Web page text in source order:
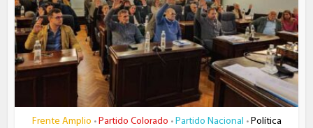
Frente Amplio • Partido Colorado • Partido Nacional • Política